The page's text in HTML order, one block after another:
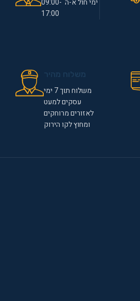
17:00
משלוח תוך 7 ימי
עסקים למעט
לאזורים מרוחקים
ומחוץ לקו הירוק